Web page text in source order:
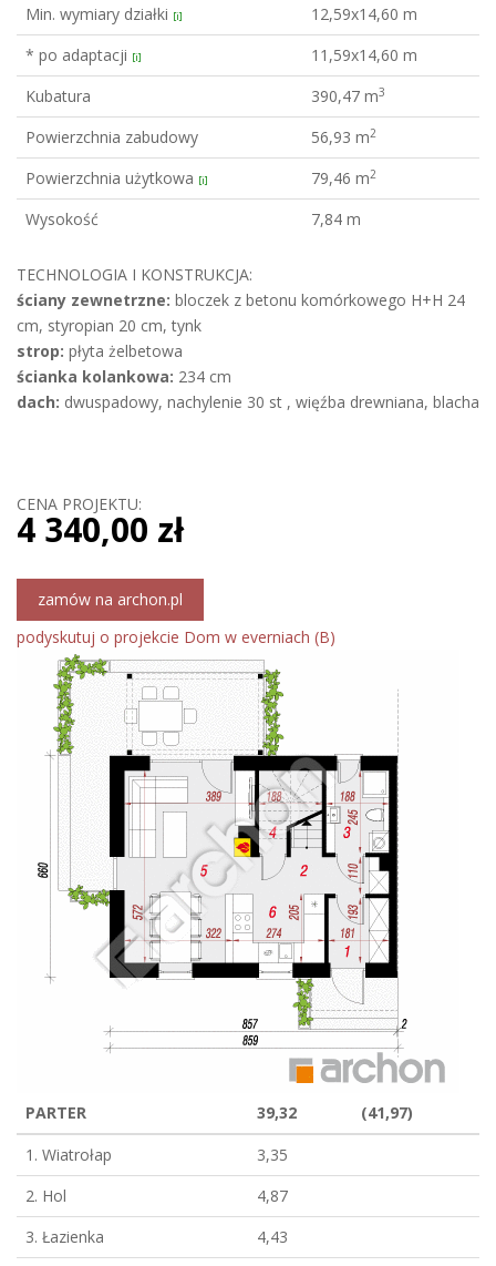
Min. wymiary działki [i]
12,59x14,60 m
* po adaptacji [i]
11,59x14,60 m
Kubatura
390,47 m3
Powierzchnia zabudowy 56,93 m2
Powierzchnia użytkowa [i] 79,46 m2
Wysokość 7,84 m
TECHNOLOGIA I KONSTRUKCJA:
ściany zewnetrzne: bloczek z betonu komórkowego H+H 24
cm, styropian 20 cm, tynk
strop: płyta żelbetowa
ścianka kolankowa: 234 cm
dach: dwuspadowy, nachylenie 30 st , więźba drewniana, blacha
CENA PROJEKTU:
4 340,00 zł
zamów na archon.pl
podyskutuj o projekcie Dom w everniach (B)
PARTER 39,32
(41,97)
1. Wiatrołap
3,35
2. Hol
4,87
3. Łazienka
4,43